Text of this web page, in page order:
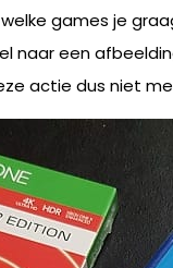
games je
naar een
actie dus niet